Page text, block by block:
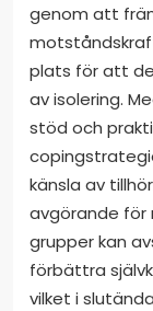
genom att
plats för att
av isolering.
stöd och
känsla av
avgörande för
grupper kan
förbättra
vilket i